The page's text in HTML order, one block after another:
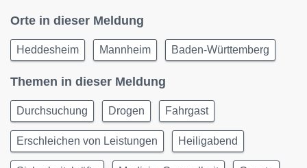
Orte in dieser Meldung
Heddesheim Mannheim Baden-Württemberg
Themen in dieser Meldung
Durchsuchung Drogen Fahrgast
Erschleichen von Leistungen Heiligabend